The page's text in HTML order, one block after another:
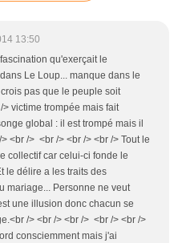
13:50
qu'exerçait le
Le Loup... manque dans le
pas que le peuple soit
victime trompée mais fait
global : il est trompé mais il
<br /> <br /> <br /> <br /> Tout le
collectif car celui-ci fonde le
le délire a les traits des
mariage... Personne ne veut
une illusion donc chacun se
/> <br /> <br /> <br /> <br />
consciemment mais j'ai